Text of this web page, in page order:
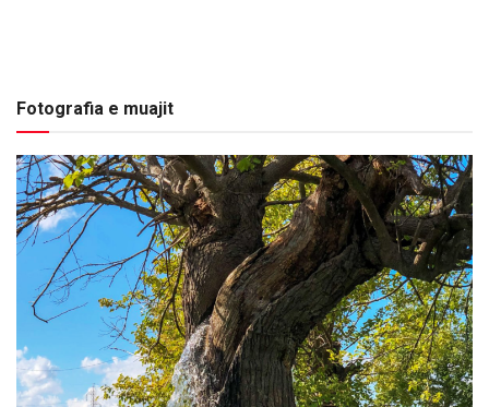
Fotografia e muajit